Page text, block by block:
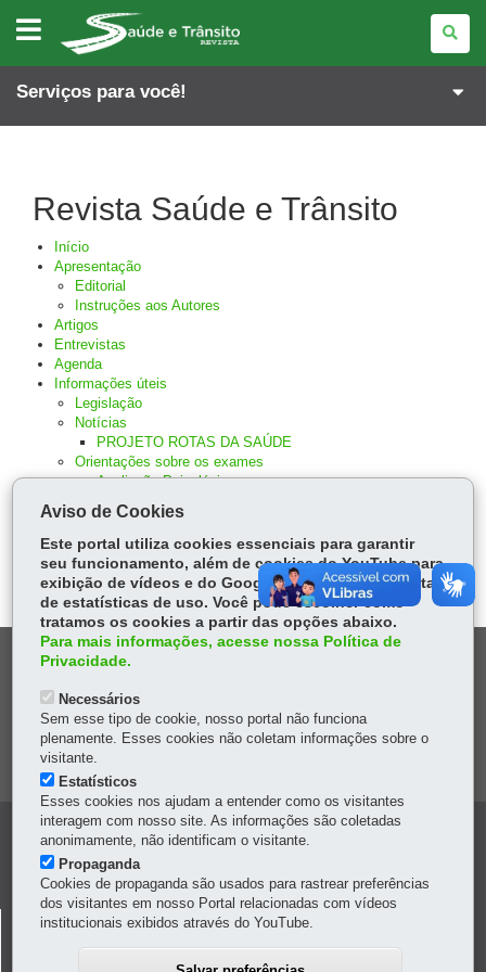
REVISTA
SAÚDE
E
TRÂNSITO
Serviços para você!
Revista Saúde e Trânsito
Início
Apresentação
Editorial
Instruções aos Autores
Artigos
Entrevistas
Agenda
Informações úteis
Legislação
Notícias
PROJETO ROTAS DA SAÚDE
Orientações sobre os exames
Avaliação Psicológica
Exame de Aptidão Física e Mental
Junta Médica Especial
Links
Fale Conosco
MAPA DO SITE
DENUNCIE CORRUPÇÃO
OUVIDORIA
Navegação
Principal
Revista
Saude
DEPARTAMENTO DE TRÂNSITO DO PARANÁ -
DETRAN/PR
Aviso de Cookies
Este portal utiliza cookies essenciais para garantir
seu funcionamento, além de cookies do YouTube para
exibição de vídeos e do Google Analytics para coleta
de estatísticas de uso. Você pode escolher como
tratamos os cookies a partir das opções abaixo.
Para mais informações, acesse nossa Política de
Privacidade.
Necessários
Sem esse tipo de cookie, nosso portal não funciona
plenamente. Esses cookies não coletam informações sobre o
visitante.
Estatísticos
Esses cookies nos ajudam a entender como os visitantes
interagem com nosso site. As informações são coletadas
anonimamente, não identificam o visitante.
Propaganda
Cookies de propaganda são usados para rastrear preferências
dos visitantes em nosso Portal relacionadas com vídeos
institucionais exibidos através do YouTube.